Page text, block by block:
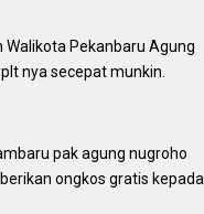
Pekanbaru Agung
nya secepat munkin.
pak agung nugroho
ongkos gratis kepada